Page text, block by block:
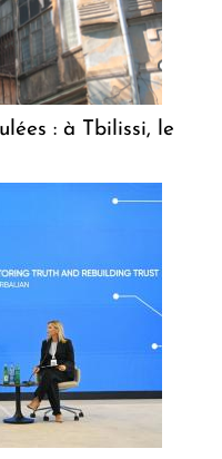
: à Tbilissi, le